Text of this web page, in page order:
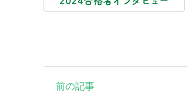
前の記事